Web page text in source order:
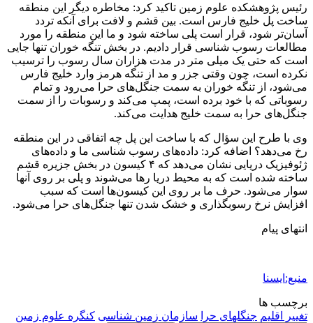
رئیس پژوهشکده علوم زمین تاکید کرد: مخاطره دیگر این منطقه
ساخت پل خلیج فارس است. بین قشم و لافت برای آنکه تردد
آسان‌تر شود، قرار است پلی ساخته شود و ما این منطقه را مورد
مطالعات رسوب شناسی قرار دادیم. در بخش تنگه خوران تنها جایی
است که حتی یک میلی متر در مدت هزاران سال رسوب را ترسیب
نکرده است، چون وقتی جزر و مد از تنگه هرمز وارد خلیج فارس
می‌شود، از تنگه خوران به سمت جنگل‌های حرا می‌رود و تمام
رسوباتی که با خود برده است، پمپ می‌کند و رسوبات را از سمت
جنگل‌های حرا به سمت خلیج هدایت می‌کند.
وی با طرح این سؤال که با ساخت این پل چه اتفاقی در این منطقه
رخ می‌دهد؟ اضافه کرد: داده‌های رسوب شناسی ما و داده‌های
ژئوفیزیک دریایی نشان می‌دهد که ۴ کیسون در بخش جزیره قشم
ساخته شده است که به محیط دریا رها می‌شوند و پلی بر روی آنها
سوار می‌شود. حرف ما بر روی این کیسون‌ها است که سبب
افزایش نرخ رسوبگذاری و خشک شدن تنها جنگل‌های حرا می‌شود.
انتهای پیام
منبع:ایسنا
برچسب ها
تغییر اقلیم جنگلهای حرا سازمان زمین شناسی کنگره علوم زمین